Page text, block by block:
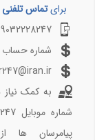
بلیط هواپیما
پروازهای دقیقه 90 2
خرید بلیط هواپیما
خرید بلیط چارتری
بلیط لحظه آخری مشهد
بلیط چارتری ارزان کیش
برایتماس تلفنی
شماره حساب
به کمک نیاز
پیامرسان ها